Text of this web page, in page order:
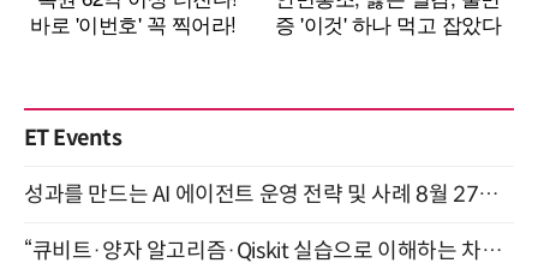
ET Events
성과를 만드는 AI 에이전트 운영 전략 및 사례 8월 27일 개최
“큐비트·양자 알고리즘·Qiskit 실습으로 이해하는 차세대 컴퓨팅” (8/28)